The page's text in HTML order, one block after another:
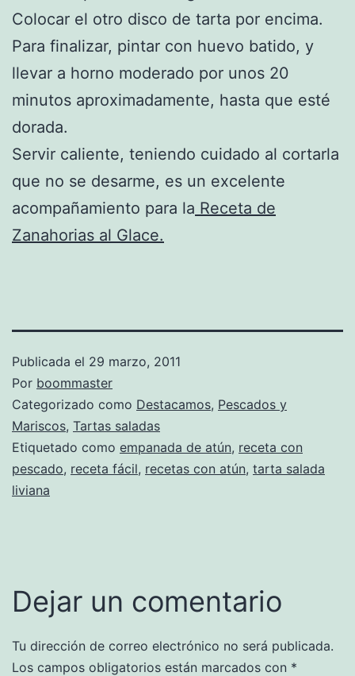
Colocar el otro disco de tarta por encima.
Para finalizar, pintar con huevo batido, y
llevar a horno moderado por unos 20
minutos aproximadamente, hasta que esté
dorada.
Servir caliente, teniendo cuidado al cortarla
que no se desarme, es un excelente
acompañamiento para la Receta de
Zanahorias al Glace.
Publicada el 29 marzo, 2011
Por boommaster
Categorizado como Destacamos, Pescados y
Mariscos, Tartas saladas
Etiquetado como empanada de atún, receta con
pescado, receta fácil, recetas con atún, tarta salada
liviana
Dejar un comentario
Tu dirección de correo electrónico no será publicada.
Los campos obligatorios están marcados con *